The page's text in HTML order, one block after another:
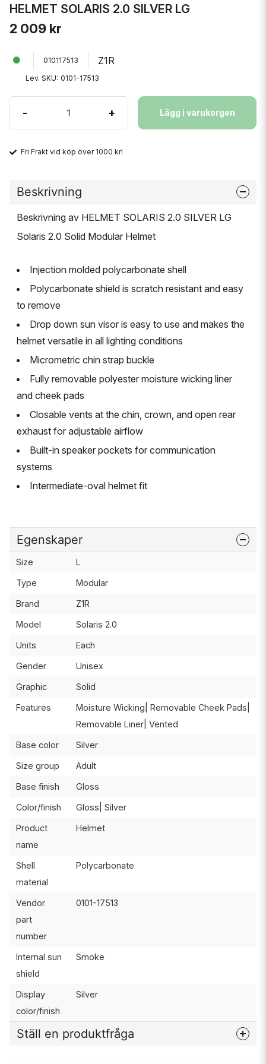
HELMET SOLARIS 2.0 SILVER LG
2 009 kr
010117513 Z1R
Lev. SKU: 0101-17513
- + Lägg i varukorgen
Fri Frakt vid köp över 1000 kr!
Beskrivning
Beskrivning av HELMET SOLARIS 2.0 SILVER LG
Solaris 2.0 Solid Modular Helmet
Injection molded polycarbonate shell
Polycarbonate shield is scratch resistant and easy
to remove
Drop down sun visor is easy to use and makes the
helmet versatile in all lighting conditions
Micrometric chin strap buckle
Fully removable polyester moisture wicking liner
and cheek pads
Closable vents at the chin, crown, and open rear
exhaust for adjustable airflow
Built-in speaker pockets for communication
systems
Intermediate-oval helmet fit
Egenskaper
Size L
Type Modular
Brand Z1R
Model Solaris 2.0
Units Each
Gender Unisex
Graphic Solid
Features
Moisture Wicking| Removable Cheek Pads|
Removable Liner| Vented
Base color Silver
Size group Adult
Base finish Gloss
Color/finish Gloss| Silver
Product
name
Helmet
Shell
material
Polycarbonate
Vendor
part
number
0101-17513
Internal sun
shield
Smoke
Display
color/finish
Silver
Ställ en produktfråga